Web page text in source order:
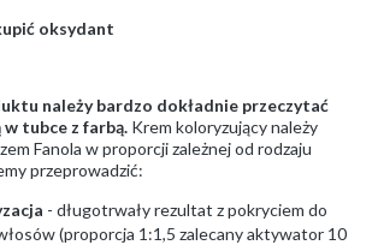
oksydant
należy bardzo dokładnie przeczytać
tubce z farbą. Krem koloryzujący należy
Fanola w proporcji zależnej od rodzaju
przeprowadzić:
- długotrwały rezultat z pokryciem do
(proporcja 1:1,5 zalecany aktywator 10